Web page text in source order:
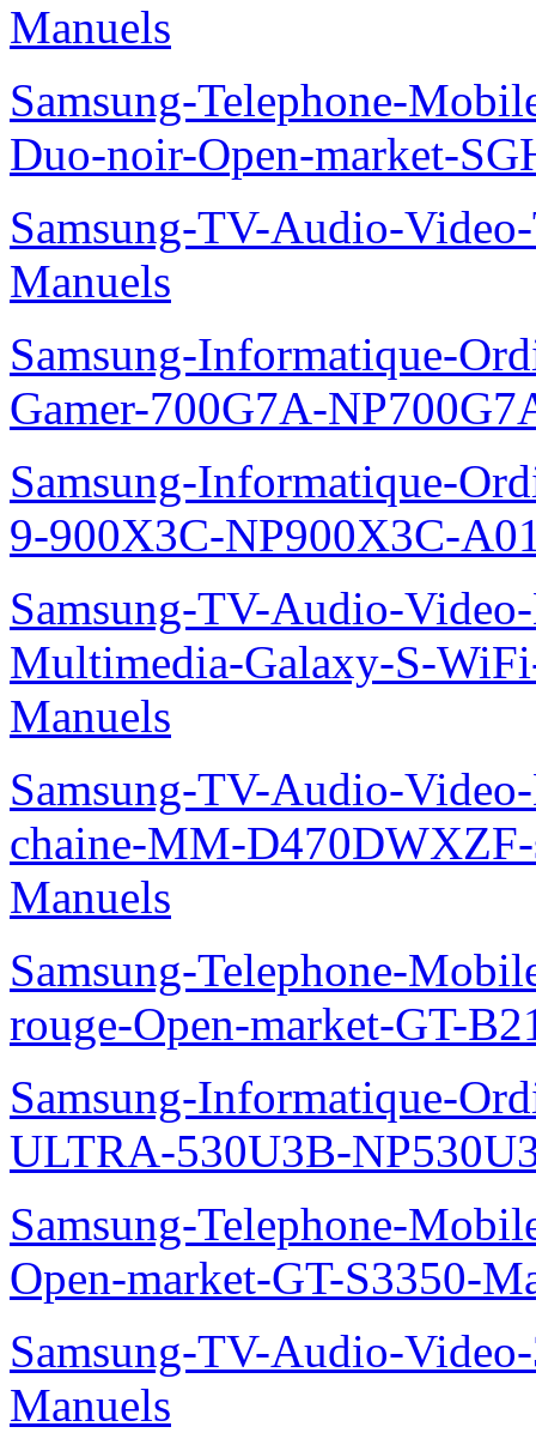
Manuels
Samsung-Telephone-
Duo-noir-Open-market-
Samsung-TV-Audio-
Manuels
Samsung-Informatique-
Gamer-700G7A-
Samsung-Informatique-
9-900X3C-NP900X3C-
Samsung-TV-Audio-
Multimedia-Galaxy-S-
Manuels
Samsung-TV-Audio-
chaine-MM-
Manuels
Samsung-Telephone-
rouge-Open-market-GT-
Samsung-Informatique-
ULTRA-530U3B-
Samsung-Telephone-
Open-market-GT-S3350-
Samsung-TV-Audio-
Manuels